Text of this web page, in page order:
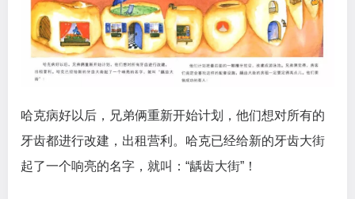
哈克病好以后，兄弟俩重新开始计划，他们想对所有的
牙齿都进行改建，出租营利。哈克已经给新的牙齿大街
起了一个响亮的名字，就叫：“龋齿大街”！